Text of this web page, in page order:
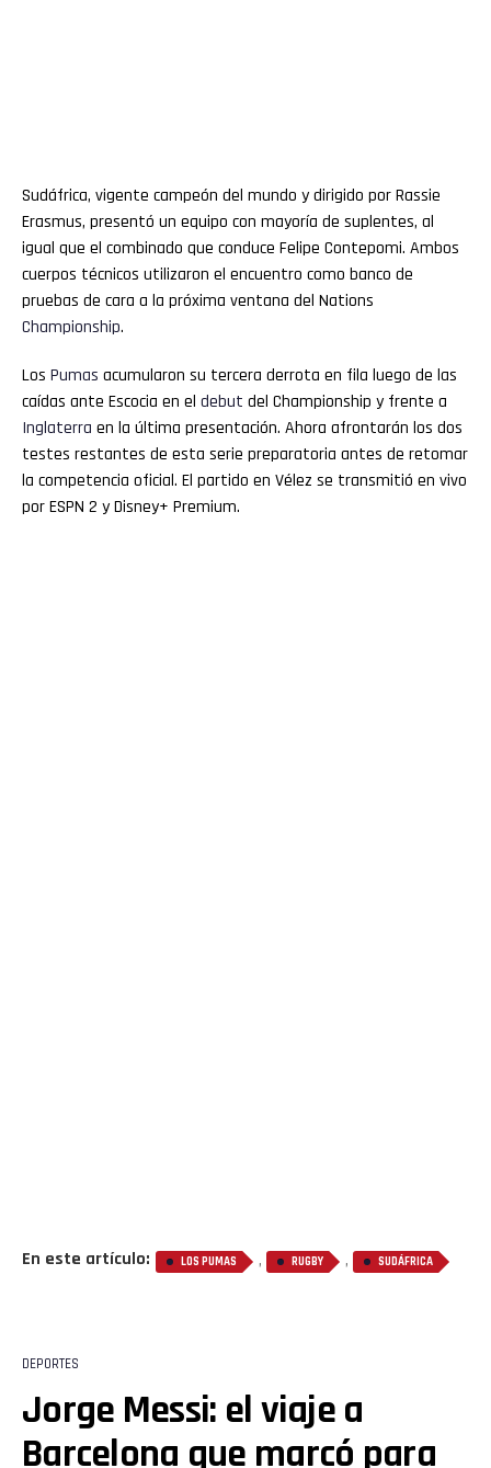
Sudáfrica, vigente campeón del mundo y dirigido por Rassie
Erasmus, presentó un equipo con mayoría de suplentes, al
igual que el combinado que conduce Felipe Contepomi. Ambos
cuerpos técnicos utilizaron el encuentro como banco de
pruebas de cara a la próxima ventana del Nations
Championship.
Los Pumas acumularon su tercera derrota en fila luego de las
caídas ante Escocia en el debut del Championship y frente a
Inglaterra en la última presentación. Ahora afrontarán los dos
testes restantes de esta serie preparatoria antes de retomar
la competencia oficial. El partido en Vélez se transmitió en vivo
por ESPN 2 y Disney+ Premium.
En este artículo: LOS PUMAS , RUGBY , SUDÁFRICA
DEPORTES
Jorge Messi: el viaje a
Barcelona que marcó para